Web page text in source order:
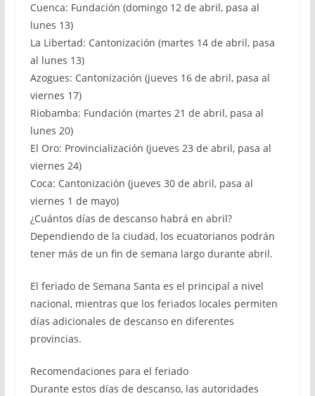
Cuenca: Fundación (domingo 12 de abril, pasa al
lunes 13)
La Libertad: Cantonización (martes 14 de abril, pasa
al lunes 13)
Azogues: Cantonización (jueves 16 de abril, pasa al
viernes 17)
Riobamba: Fundación (martes 21 de abril, pasa al
lunes 20)
El Oro: Provincialización (jueves 23 de abril, pasa al
viernes 24)
Coca: Cantonización (jueves 30 de abril, pasa al
viernes 1 de mayo)
¿Cuántos días de descanso habrá en abril?
Dependiendo de la ciudad, los ecuatorianos podrán
tener más de un fin de semana largo durante abril.
El feriado de Semana Santa es el principal a nivel
nacional, mientras que los feriados locales permiten
días adicionales de descanso en diferentes
provincias.
Recomendaciones para el feriado
Durante estos días de descanso, las autoridades